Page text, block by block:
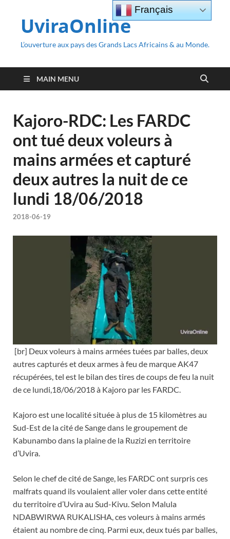
UviraOnline
L’ouverture aux pays des Grands Lacs Africains & au Monde.
MAIN MENU
Kajoro-RDC: Les FARDC
ont tué deux voleurs à
mains armées et capturé
deux autres la nuit de ce
lundi 18/06/2018
2018-06-19
[br] Deux voleurs à mains armées tuées par balles, deux
autres capturés et deux armes à feu de marque AK47
récupérées, tel est le bilan des tires de coups de feu la nuit
de ce lundi,18/06/2018 à Kajoro par les FARDC.
Kajoro est une localité située à plus de 15 kilomètres au
Sud-Est de la cité de Sange dans le groupement de
Kabunambo dans la plaine de la Ruzizi en territoire
d’Uvira.
Selon le chef de cité de Sange, les FARDC ont surpris ces
malfrats quand ils voulaient aller voler dans cette entité
du territoire d’Uvira au Sud-Kivu. Selon Malula
NDABWIRWA RUKALISHA, ces voleurs à mains armés
étaient au nombre de cinq. Parmi eux, deux tués par balles,
Français